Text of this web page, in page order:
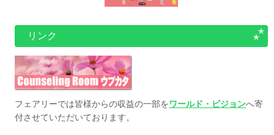
リンク
フェアリーでは皆様からの収益の一部をワールド・ビジョンへ寄
付させていただいております。